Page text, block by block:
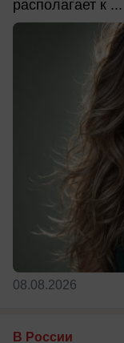
располагает к ...
08.08.2026
В России